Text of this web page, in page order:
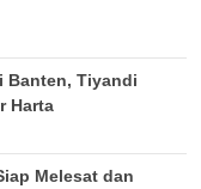
Banten, Tiyandi
Harta
Melesat dan